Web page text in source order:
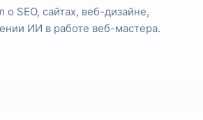
SEO, сайтах, веб-дизайне,
ИИ в работе веб-мастера.